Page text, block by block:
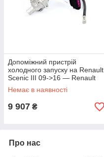
Допоміжний пристрій
холодного запуску на Renault
Scenic III 09->16 — Renault
(Оригінал) - 8200565976
Немає в наявності
9 907 ₴
Про нас